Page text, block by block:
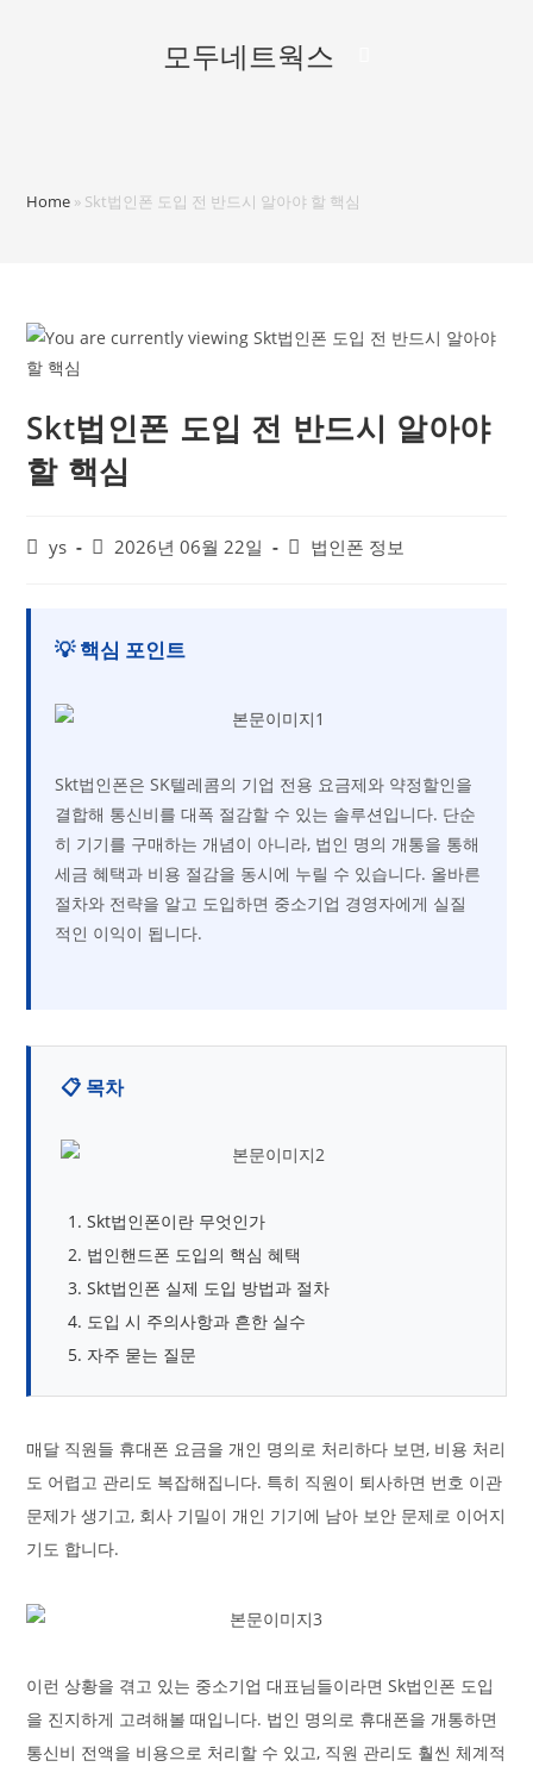
모두네트웍스
Home » Skt법인폰 도입 전 반드시 알아야 할 핵심
Skt법인폰 도입 전 반드시 알아야
할 핵심
ys 2026년 06월 22일 법인폰 정보
💡 핵심 포인트
Skt법인폰은 SK텔레콤의 기업 전용 요금제와 약정할인을
결합해 통신비를 대폭 절감할 수 있는 솔루션입니다. 단순
히 기기를 구매하는 개념이 아니라, 법인 명의 개통을 통해
세금 혜택과 비용 절감을 동시에 누릴 수 있습니다. 올바른
절차와 전략을 알고 도입하면 중소기업 경영자에게 실질
적인 이익이 됩니다.
📋 목차
Skt법인폰이란 무엇인가
법인핸드폰 도입의 핵심 혜택
Skt법인폰 실제 도입 방법과 절차
도입 시 주의사항과 흔한 실수
자주 묻는 질문
매달 직원들 휴대폰 요금을 개인 명의로 처리하다 보면, 비용 처리
도 어렵고 관리도 복잡해집니다. 특히 직원이 퇴사하면 번호 이관
문제가 생기고, 회사 기밀이 개인 기기에 남아 보안 문제로 이어지
기도 합니다.
이런 상황을 겪고 있는 중소기업 대표님들이라면 Sk법인폰 도입
을 진지하게 고려해볼 때입니다. 법인 명의로 휴대폰을 개통하면
통신비 전액을 비용으로 처리할 수 있고, 직원 관리도 훨씬 체계적